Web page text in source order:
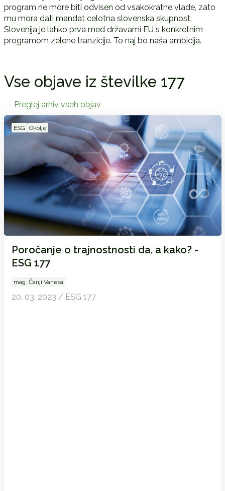
program ne more biti odvisen od vsakokratne vlade, zato
mu mora dati mandat celotna slovenska skupnost.
Slovenija je lahko prva med državami EU s konkretnim
programom zelene tranzicije. To naj bo naša ambicija.
Vse objave iz številke 177
Preglej arhiv vseh objav
ESG Okolje
Poročanje o trajnostnosti da, a kako? -
ESG 177
mag. Čanji Vanesa
20. 03. 2023 / ESG 177